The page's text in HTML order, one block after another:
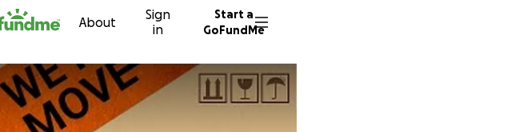
About
Sign
in
Start a
GoFundMe